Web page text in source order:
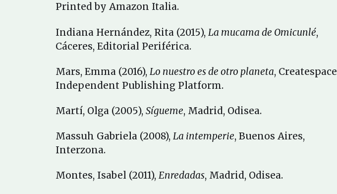
Printed by Amazon Italia.
Indiana Hernández, Rita (2015), La mucama de Omicunlé,
Cáceres, Editorial Periférica.
Mars, Emma (2016), Lo nuestro es de otro planeta, Createspace
Independent Publishing Platform.
Martí, Olga (2005), Sígueme, Madrid, Odisea.
Massuh Gabriela (2008), La intemperie, Buenos Aires,
Interzona.
Montes, Isabel (2011), Enredadas, Madrid, Odisea.